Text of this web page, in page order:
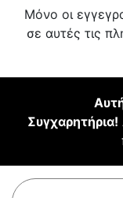
Μόνο οι
σε αυτές τις
Συγχαρητήρια!